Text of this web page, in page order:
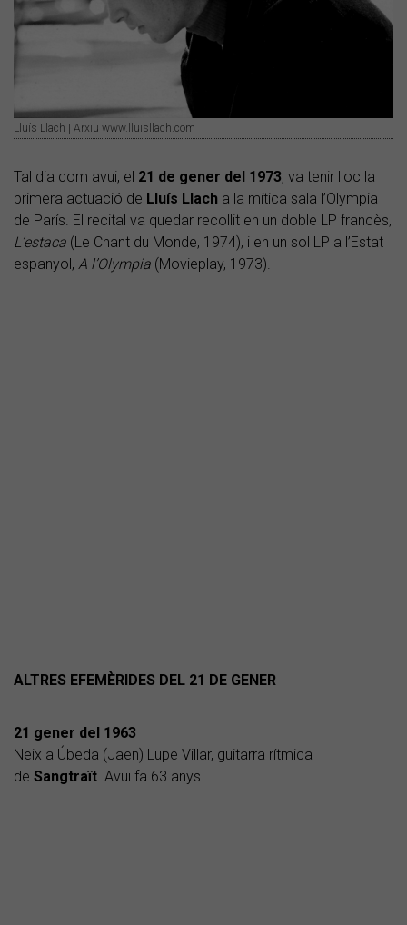
Lluís Llach | Arxiu www.lluisllach.com
Tal dia com avui, el 21 de gener del 1973, va tenir lloc la
primera actuació de Lluís Llach a la mítica sala l’Olympia
de París. El recital va quedar recollit en un doble LP francès,
L’estaca (Le Chant du Monde, 1974), i en un sol LP a l’Estat
espanyol, A l’Olympia (Movieplay, 1973).
ALTRES EFEMÈRIDES DEL 21 DE GENER
21 gener del 1963
Neix a Úbeda (Jaen) Lupe Villar, guitarra rítmica
de Sangtraït. Avui fa 63 anys.